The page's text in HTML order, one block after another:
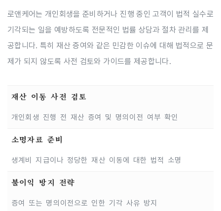
로앤케어는 개인회생을 준비하거나 진행 중인 고객이 법적 실수로
기각되는 일을 예방하도록 전문적인 법률 상담과 절차 관리를 제
공합니다. 특히 재산 증여와 같은 민감한 이슈에 대해 법적으로 문
제가 되지 않도록 사전 검토와 가이드를 제공합니다.
재산 이동 사전 검토
개인회생 진행 전 재산 증여 및 명의이전 여부 확인
소명자료 준비
생계비 지급이나 정당한 재산 이동에 대한 법적 소명
불이익 방지 전략
증여 또는 명의이전으로 인한 기각 사유 방지